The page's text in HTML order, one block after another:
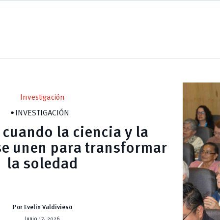
Investigación
INVESTIGACIÓN
cuando la ciencia y la
unen para transformar
la soledad
Por Evelin Valdivieso